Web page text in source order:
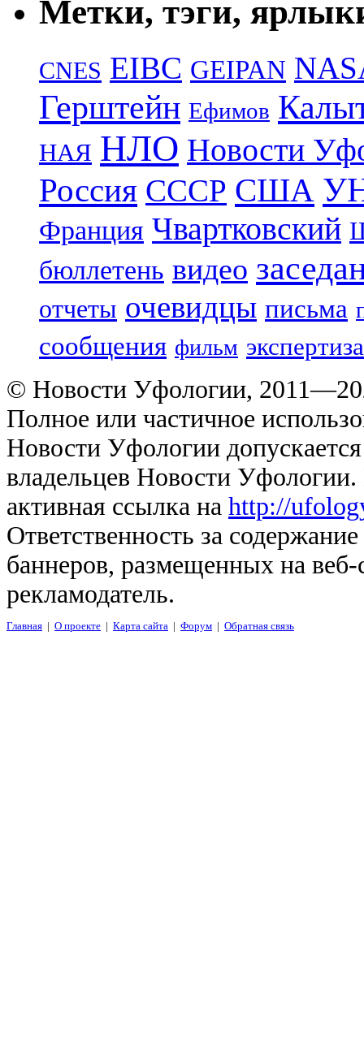
Метки, тэги,
CNES EIBC GEIPAN
Герштейн Ефимов
НАЯ НЛО Новости
Россия СССР США
Франция Чвартковский
бюллетень видео
отчеты очевидцы письма
сообщения фильм экспертиза
© Новости Уфологии,
Полное или частичное
Новости Уфологии
владельцев Новости
активная ссылка на http://
Ответственность за
баннеров, размещенных на
рекламодатель.
Главная | О проекте | Карта сайта | Форум | Обратная связь